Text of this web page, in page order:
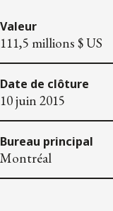
Valeur
111,5 millions $ US
Date de clôture
10 juin 2015
Bureau principal
Montréal